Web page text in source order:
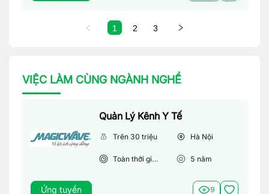
1 2 3
VIỆC LÀM CÙNG NGÀNH NGHỀ
Quản Lý Kênh Y Tế
Trên 30 triệu Hà Nội
Toàn thời gian 5 năm
Ứng tuyển 9